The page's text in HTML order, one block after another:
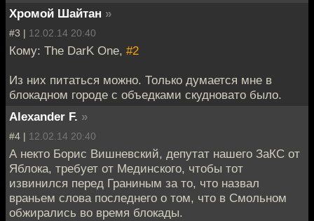
Хромой Шайтан »
#3 | 12.02.14 20:40
Кому: The DarK One, #2
Из них питаться можно. Только думается мне в
блокадном городе с объедками скудновато было.
Alexander F. »
#4 | 12.02.14 20:40
А некто Борис Вишневский, депутат нашего ЗаКС от
Яблока, требует от Мединского, чтобы тот
извинился перед Граниным за то, что назвал
враньем слова последнего о том, что в Смольном
обжирались во время блокады.